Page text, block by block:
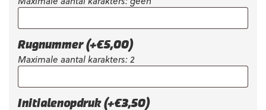
Rugnummer (+€5,00)
Maximale aantal karakters: 2
Initialenopdruk (+€3,50)